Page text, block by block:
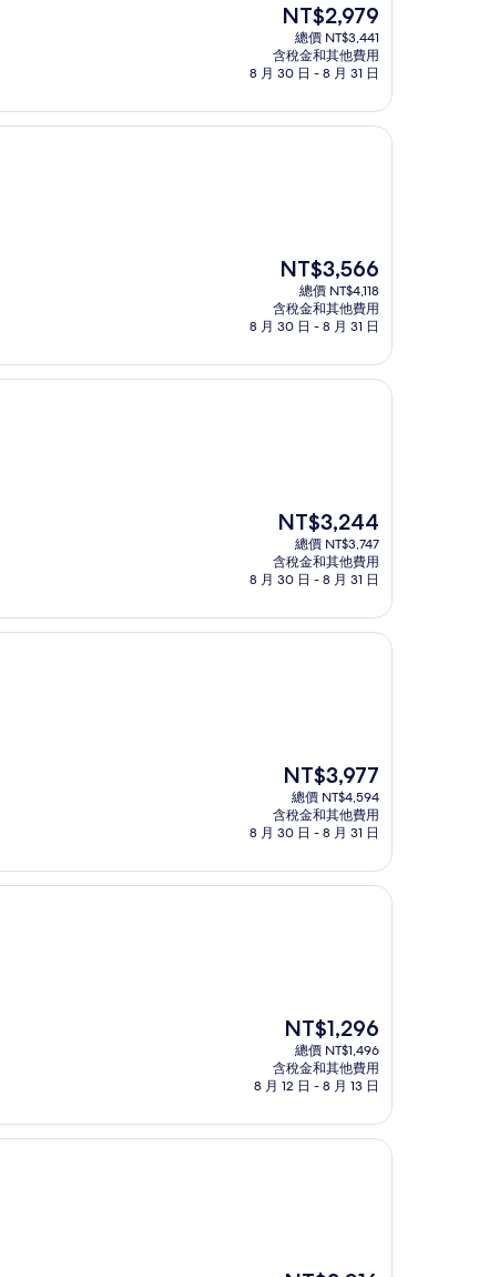
現
在
價
格
NT$2,979
NT$2,979
總價 NT$3,441
含稅金和其他費用
8 月 30 日 - 8 月 31 日
現
價
格
NT$3,566
NT$3,566
總價 NT$4,118
含稅金和其他費用
8 月 30 日 - 8 月 31 日
現
價
格
NT$3,244
NT$3,244
總價 NT$3,747
含稅金和其他費用
8 月 30 日 - 8 月 31 日
現
在
價
格
NT$3,977
NT$3,977
總價 NT$4,594
含稅金和其他費用
8 月 30 日 - 8 月 31 日
現
在
價
格
NT$1,296
NT$1,296
總價 NT$1,496
含稅金和其他費用
8 月 12 日 - 8 月 13 日